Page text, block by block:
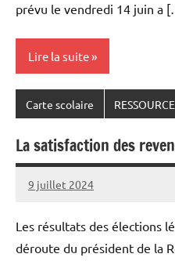
prévu le vendredi 14 juin a
Lire la suite
Carte scolaire
La satisfaction des
9 juillet 2024
Snudifo44
Les résultats des élections
déroute du président de la